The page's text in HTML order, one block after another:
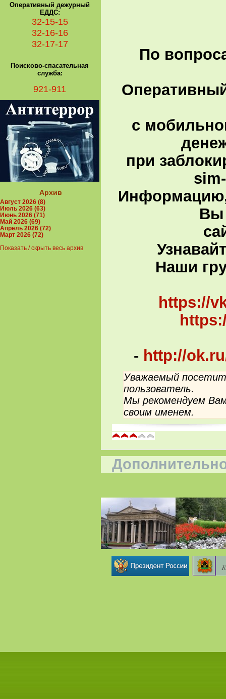
По
с
при
Вы
Наши
https://
- http://
Уважаемый
пользователь.
Мы рекомендуем
своим именем.
Оперативный дежурный
ЕДДС:
32-15-15
32-16-16
32-17-17
Поисково-спасательная
служба:
921-911
Архив
Август 2026 (8)
Июль 2026 (63)
Июнь 2026 (71)
Май 2026 (69)
Апрель 2026 (72)
Март 2026 (72)
Показать / скрыть весь архив